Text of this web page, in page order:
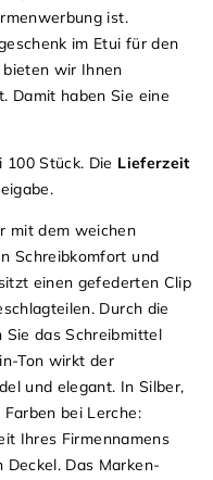
ist.
im Etui für den
bieten wir Ihnen
Damit haben Sie eine
100 Stück. Die Lieferzeit
mit dem weichen
Schreibkomfort und
einen gefederten Clip
Durch die
das Schreibmittel
Ton wirkt der
und elegant. In Silber,
bei Lerche:
Ihres Firmennamens
Das Marken-